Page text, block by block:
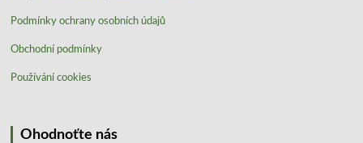
Podmínky ochrany osobních údajů
Obchodní podmínky
Používání cookies
Ohodnoťte nás